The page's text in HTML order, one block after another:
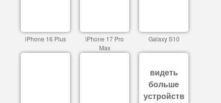
iPhone 16 Plus
iPhone 17 Pro
Max
Galaxy S10
видеть
больше
устройств